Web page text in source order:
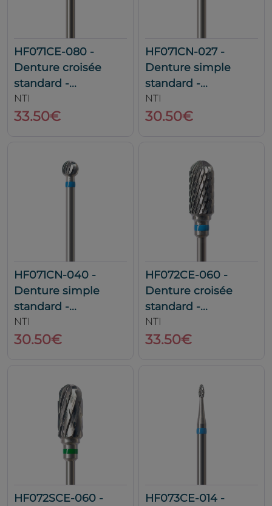
HF071CE-080 -
Denture croisée
standard -...
NTI
33.50€
HF071CN-027 -
Denture simple
standard -...
NTI
30.50€
HF071CN-040 -
Denture simple
standard -...
NTI
30.50€
HF072CE-060 -
Denture croisée
standard -...
NTI
33.50€
HF072SCE-060 - HF073CE-014 -